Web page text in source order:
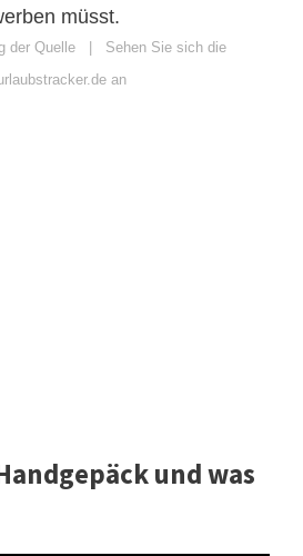
müsst.
der Quelle
Sehen Sie sich die
an
und was